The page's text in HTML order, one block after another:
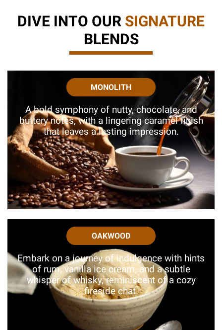
DIVE INTO OUR SIGNATURE
BLENDS
MONOLITH
A bold symphony of nutty, chocolate, and
buttery notes, with a lingering caramel finish
that leaves a lasting impression.
OAKWOOD
Embark on a journey of indulgence with hints
of rum, vanilla ice cream, and a subtle
whisper of whisky, reminiscent of a cozy
fireside chat.